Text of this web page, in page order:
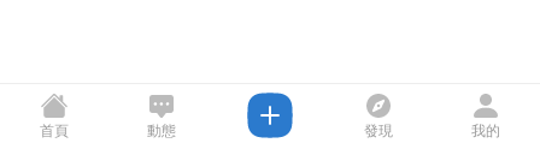
首頁 動態 發現 我的